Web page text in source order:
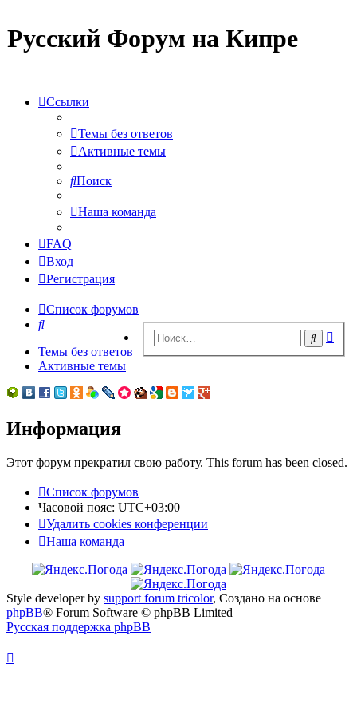
Русский Форум на Кипре
Ссылки
Темы без ответов
Активные темы
Поиск
Наша команда
FAQ
Вход
Регистрация
Список форумов
Поиск
Поиск
Темы без ответов
Активные темы
Информация
Этот форум прекратил свою работу. This forum has been closed.
Список форумов
Часовой пояс: UTC+03:00
Удалить cookies конференции
Наша команда
Style developer by support forum tricolor, Создано на основе
phpBB® Forum Software © phpBB Limited
Русская поддержка phpBB